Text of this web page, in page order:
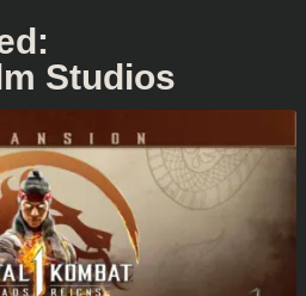
Studios